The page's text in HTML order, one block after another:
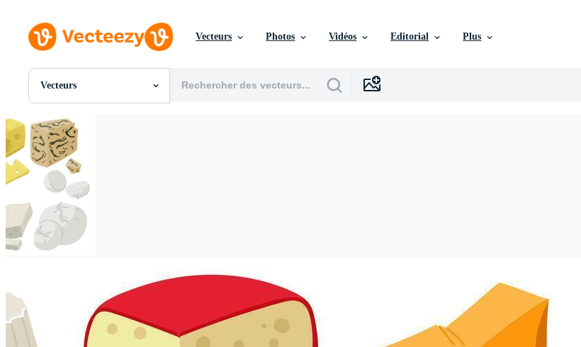
Vecteurs Photos Vidéos Editorial Plus
Vecteurs
Toutes Images
Photos
PNGs
PSDs
SVGs
Modèles
Vecteurs
Vidéos
Motion graphics
Images Éditoriales
Événements Éditoriaux